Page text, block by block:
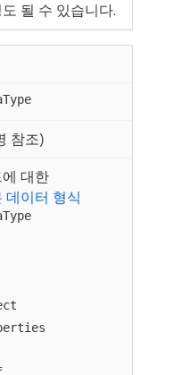
도 될 수 있습니다.
참조)
대한
데이터 형식